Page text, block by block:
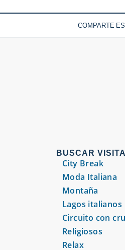
COMPARTE
BUSCAR
City Break
Moda Italiana
Montaña
Lagos italianos
Circuito con
Religiosos
Relax